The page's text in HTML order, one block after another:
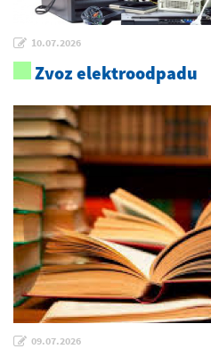
10.07.2026
Zvoz elektroodpadu
09.07.2026